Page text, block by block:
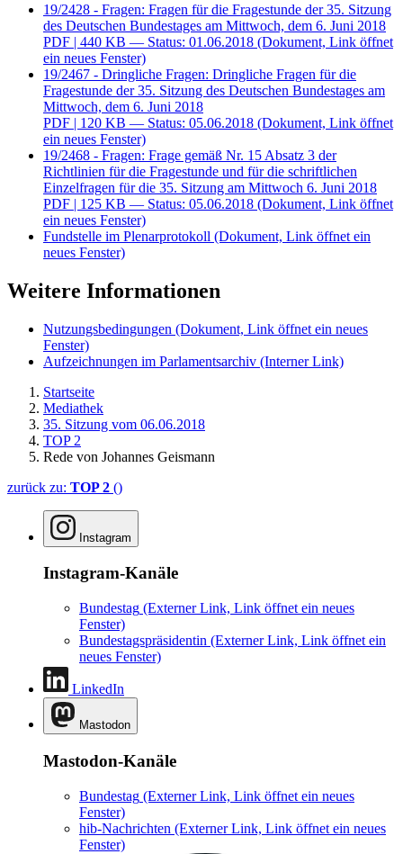
19/2428 - Fragen: Fragen für die Fragestunde der 35. Sitzung
des Deutschen Bundestages am Mittwoch, dem 6. Juni 2018
PDF | 440 KB — Status: 01.06.2018 (Dokument, Link öffnet
ein neues Fenster)
19/2467 - Dringliche Fragen: Dringliche Fragen für die
Fragestunde der 35. Sitzung des Deutschen Bundestages am
Mittwoch, dem 6. Juni 2018
PDF | 120 KB — Status: 05.06.2018 (Dokument, Link öffnet
ein neues Fenster)
19/2468 - Fragen: Frage gemäß Nr. 15 Absatz 3 der
Richtlinien für die Fragestunde und für die schriftlichen
Einzelfragen für die 35. Sitzung am Mittwoch 6. Juni 2018
PDF | 125 KB — Status: 05.06.2018 (Dokument, Link öffnet
ein neues Fenster)
Fundstelle im Plenarprotokoll (Dokument, Link öffnet ein
neues Fenster)
Weitere Informationen
Nutzungsbedingungen (Dokument, Link öffnet ein neues
Fenster)
Aufzeichnungen im Parlamentsarchiv (Interner Link)
Startseite
Mediathek
35. Sitzung vom 06.06.2018
TOP 2
Rede von Johannes Geismann
zurück zu: TOP 2 ()
Instagram
Instagram-Kanäle
Bundestag (Externer Link, Link öffnet ein neues
Fenster)
Bundestagspräsidentin (Externer Link, Link öffnet ein
neues Fenster)
LinkedIn
Mastodon
Mastodon-Kanäle
Bundestag (Externer Link, Link öffnet ein neues
Fenster)
hib-Nachrichten (Externer Link, Link öffnet ein neues
Fenster)